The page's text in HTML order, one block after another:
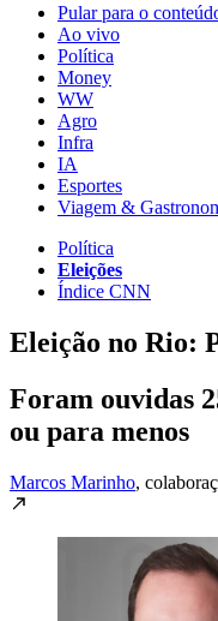
Pular para o
Ao vivo
Política
Money
WW
Agro
Infra
IA
Esportes
Viagem &
Política
Eleições
Índice CNN
Eleição no Rio:
Foram ouvidas
ou para menos
Marcos Marinho,